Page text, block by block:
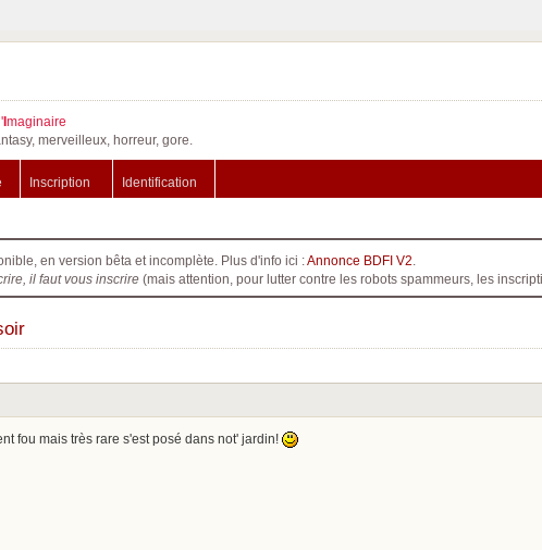
Imaginaire
merveilleux, horreur, gore.
Inscription Identification
en version bêta et incomplète. Plus d'info ici :Annonce BDFI V2
il faut vous inscrire (mais attention, pour lutter contre les robots spammeurs, les
fou mais très rare s'est posé dans not' jardin!